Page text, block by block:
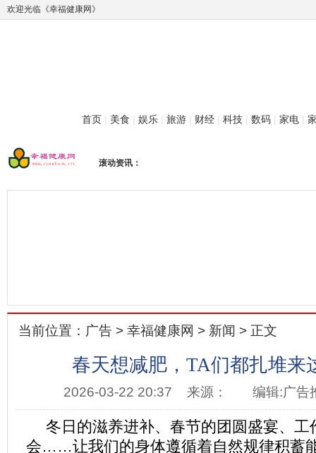
欢迎光临《幸福健康网》
首页 | 美食 | 娱乐 | 旅游 | 财经 | 科技 | 数码 | 家电 |
滚动资讯：
当前位置： 广告 > 幸福健康网 > 新闻 > 正文
春天想减肥，TA们都扎堆来
2026-03-22 20:37 来源： 编辑:广告
冬日的滋养进补、春节的团圆盛宴、工
会……让我们的身体遵循着自然规律积蓄